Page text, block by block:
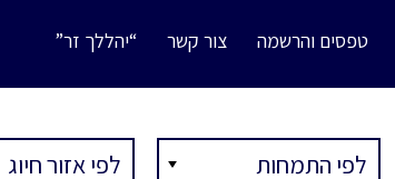
טפסים והרשמה צור קשר “יהללך זר”